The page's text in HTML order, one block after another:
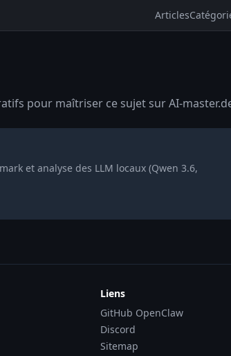
Articles
pour maîtriser ce sujet sur AI-
et analyse des LLM locaux (Qwen 3.6,
Liens
GitHub OpenClaw
Discord
Sitemap